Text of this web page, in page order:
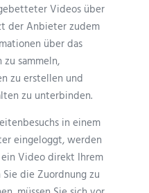
Videos über
der Anbieter zudem
über das
sammeln,
zu erstellen und
zu unterbinden.
in einem
eingeloggt, werden
Video direkt Ihrem
die Zuordnung zu